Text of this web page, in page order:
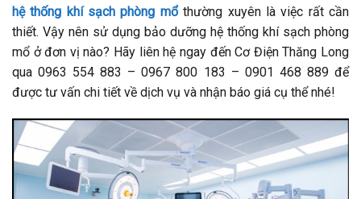
hệ thống khí sạch phòng mổthường xuyên là việc rất cần
thiết. Vậy nên sử dụng bảo dưỡng hệ thống khí sạch phòng
mổ ở đơn vị nào? Hãy liên hệ ngay đến Cơ Điện Thăng Long
qua 0963 554 883 – 0967 800 183 – 0901 468 889 để
được tư vấn chi tiết về dịch vụ và nhận báo giá cụ thể nhé!